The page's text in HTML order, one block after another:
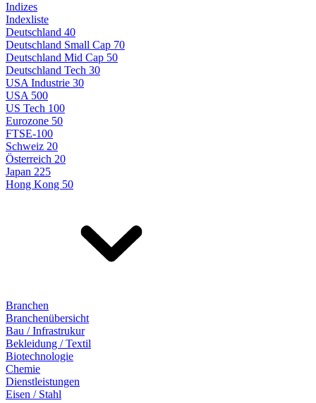
Indizes
Indexliste
Deutschland 40
Deutschland Small Cap 70
Deutschland Mid Cap 50
Deutschland Tech 30
USA Industrie 30
USA 500
US Tech 100
Eurozone 50
FTSE-100
Schweiz 20
Österreich 20
Japan 225
Hong Kong 50
Branchen
Branchenübersicht
Bau / Infrastrukur
Bekleidung / Textil
Biotechnologie
Chemie
Dienstleistungen
Eisen / Stahl